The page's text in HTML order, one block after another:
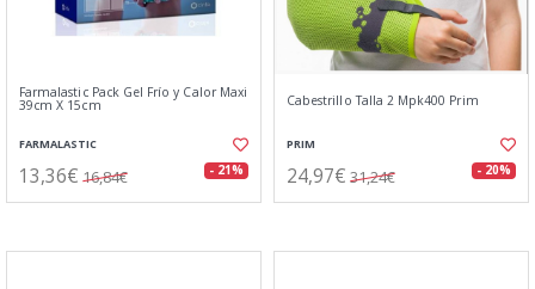
Farmalastic Pack Gel Frío y Calor Maxi
39cm X 15cm
FARMALASTIC
13,36€ 16,84€ - 21%
Cabestrillo Talla 2 Mpk400 Prim
PRIM
24,97€ 31,24€ - 20%